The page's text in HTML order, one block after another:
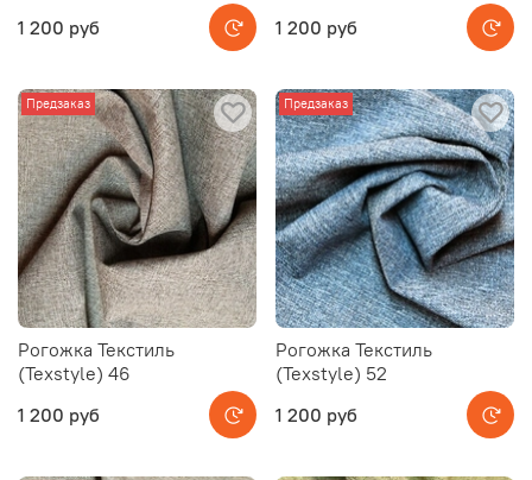
1 200 руб
1 200 руб
Предзаказ
Рогожка Текстиль
(Texstyle) 46
1 200 руб
Предзаказ
Рогожка Текстиль
(Texstyle) 52
1 200 руб